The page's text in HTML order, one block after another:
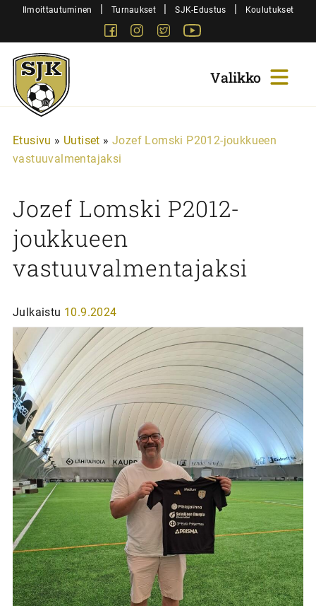
SiirryIlmoittautuminen | Turnaukset | SJK-Edustus | Koulutukset
FacebookInstagram
Twitter
Sjk-
Juniorit
Etusivu » Uutiset » Jozef Lomski P2012-joukkueen
vastuuvalmentajaksi
Jozef Lomski P2012-
joukkueen
vastuuvalmentajaksi
Julkaistu 10.9.2024